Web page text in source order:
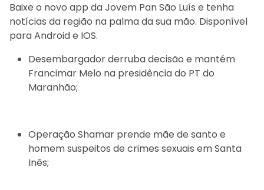
Baixe o novo app da Jovem Pan São Luís e tenha
notícias da região na palma da sua mão. Disponível
para Android e IOS.
Desembargador derruba decisão e mantém
Francimar Melo na presidência do PT do
Maranhão;
Operação Shamar prende mãe de santo e
homem suspeitos de crimes sexuais em Santa
Inês;